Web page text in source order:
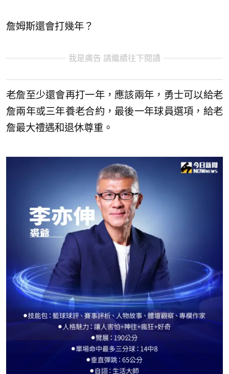
詹姆斯還會打幾年？
我是廣告 請繼續往下閱讀
老詹至少還會再打一年，應該兩年，勇士可以給老
詹兩年或三年養老合約，最後一年球員選項，給老
詹最大禮遇和退休尊重。